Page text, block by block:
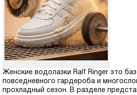
Женские водолазки Ralf Ringer это
повседневного гардероба и
прохладный сезон. В разделе